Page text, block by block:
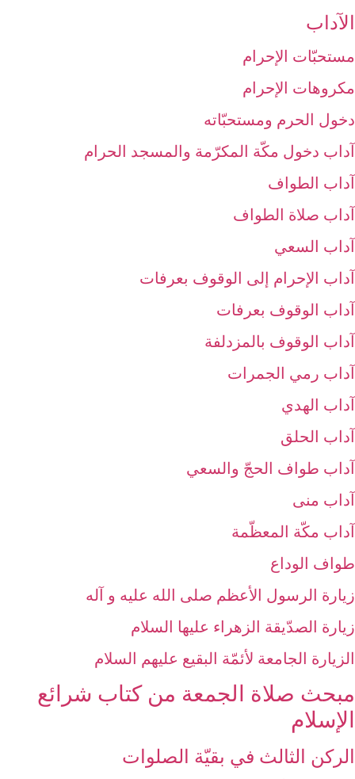
الآداب‏
مستحبّات الإحرام
مكروهات الإحرام‏
دخول الحرم ومستحبّاته‏
آداب دخول مكّة المكرّمة والمسجد الحرام‏
آداب الطواف‏
آداب صلاة الطواف‏
آداب السعي‏
آداب الإحرام إلى الوقوف بعرفات‏
آداب الوقوف بعرفات‏
آداب الوقوف بالمزدلفة
آداب رمي الجمرات‏
آداب الهدي‏
آداب الحلق‏
آداب طواف الحجّ والسعي‏
آداب منى‏
آداب مكّة المعظّمة
طواف الوداع‏
زيارة الرسول الأعظم صلى الله عليه و آله‏
زيارة الصدّيقة الزهراء عليها السلام‏
الزيارة الجامعة لأئمّة البقيع عليهم السلام‏
مبحث‏ صلاة الجمعة من كتاب شرائع
الإسلام‏
الركن الثالث‏ في بقيّة الصلوات‏